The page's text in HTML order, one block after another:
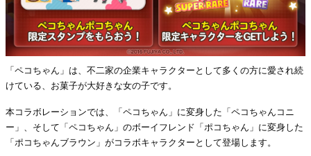
「ペコちゃん」は、不二家の企業キャラクターとして多くの方に愛され続
けている、お菓子が大好きな女の子です。
本コラボレーションでは、「ペコちゃん」に変身した「ペコちゃんコニ
ー」、そして「ペコちゃん」のボーイフレンド「ポコちゃん」に変身した
「ポコちゃんブラウン」がコラボキャラクターとして登場します。